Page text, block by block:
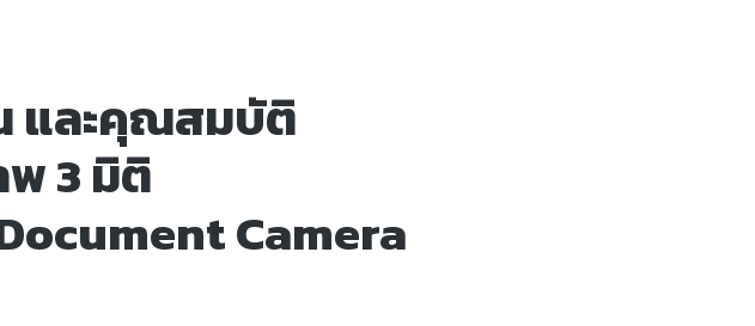
และคุณสมบัติ
พ 3 มิติ
Camera